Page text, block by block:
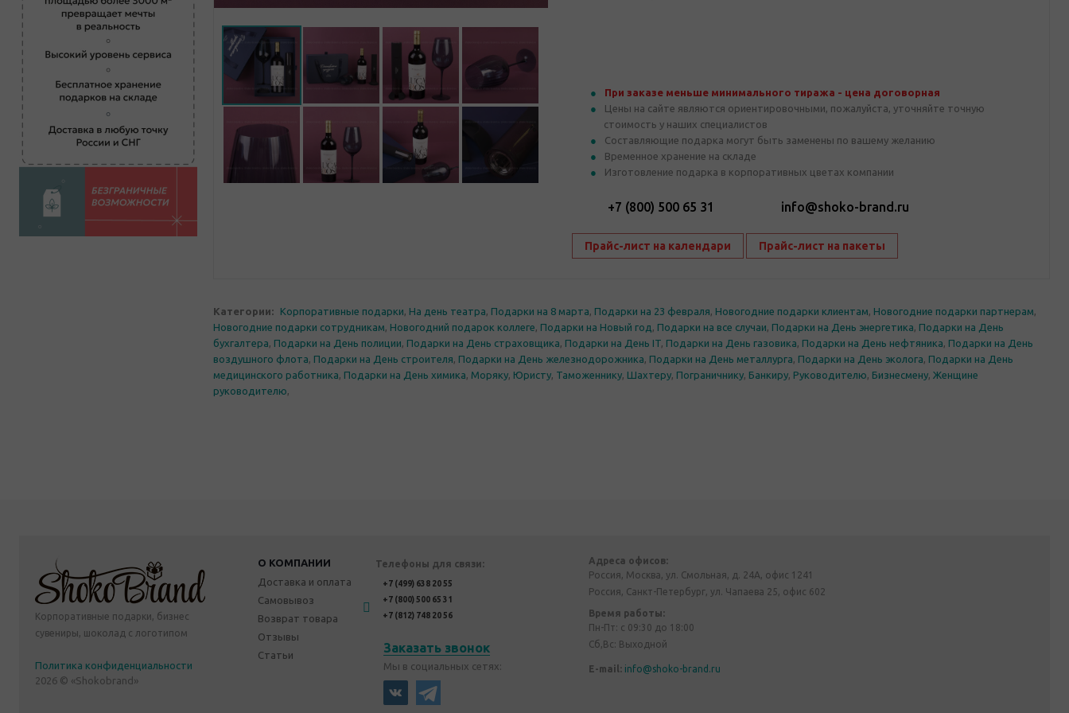
При заказе меньше минимального тиража - цена договорная
Цены на сайте являются ориентировочными, пожалуйста, уточняйте точную
стоимость у наших специалистов
Составляющие подарка могут быть заменены по вашему желанию
Временное хранение на складе
Изготовление подарка в корпоративных цветах компании
+7 (800) 500 65 31 info@shoko-brand.ru
Прайс-лист на календари Прайс-лист на пакеты
Категории: Корпоративные подарки, На день театра, Подарки на 8 марта, Подарки на 23 февраля, Новогодние подарки клиентам, Новогодние подарки партнерам,
Новогодние подарки сотрудникам, Новогодний подарок коллеге, Подарки на Новый год , Подарки на все случаи, Подарки на День энергетика, Подарки на День
бухгалтера, Подарки на День полиции, Подарки на День страховщика, Подарки на День IT, Подарки на День газовика, Подарки на День нефтяника, Подарки на День
воздушного флота, Подарки на День строителя, Подарки на День железнодорожника, Подарки на День металлурга, Подарки на День эколога, Подарки на День
медицинского работника, Подарки на День химика, Моряку, Юристу, Таможеннику, Шахтеру, Пограничнику, Банкиру, Руководителю, Бизнесмену, Женщине
руководителю,
Корпоративные подарки, бизнес
сувениры, шоколад с логотипом
Политика конфиденциальности
2026 © «Shokobrand»
О КОМПАНИИ
Доставка и оплата
Самовывоз
Возврат товара
Отзывы
Статьи
Телефоны для связи:
+7 (499) 638 20 55
+7 (800) 500 65 31
+7 (812) 748 20 56
Заказать звонок
Мы в социальных сетях:
Адреса офисов:
Россия, Москва, ул. Смольная, д. 24А, офис 1241
Россия, Санкт-Петербург, ул. Чапаева 25, офис 602
Время работы:
Пн-Пт: с 09:30 до 18:00
Сб,Вс: Выходной
E-mail: info@shoko-brand.ru